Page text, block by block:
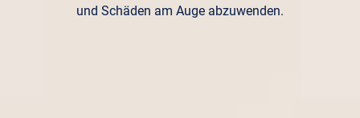
und Schäden am Auge abzuwenden.